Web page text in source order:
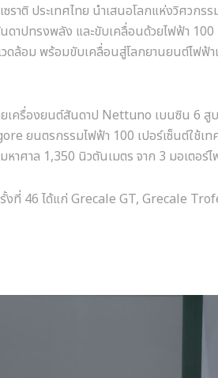
ราติ ประเทศไทย นำเสนอโลกแห่งวิศวกร
าปทรงพลัง และขับเคลื่อนด้วยไฟฟ้า 100
ดล้อม พร้อมขับเคลื่อนสู่โลกยานยนต์ไฟฟ้
ครื่องยนต์สันดาป Nettuno เบนซิน 6 สู
ยนตรกรรมไฟฟ้า 100 เปอร์เซ็นต์ใช้เท
าศาล 1,350 นิวตันเมตร จาก 3 มอเตอร์ไ
ที่ 46 ได้แก่ Grecale GT, Grecale